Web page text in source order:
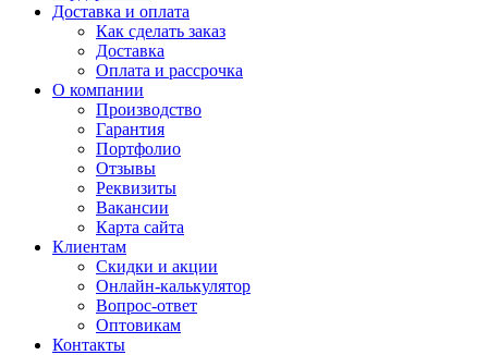
Доставка и оплата
Как сделать заказ
Доставка
Оплата и рассрочка
О компании
Производство
Гарантия
Портфолио
Отзывы
Реквизиты
Вакансии
Карта сайта
Клиентам
Скидки и акции
Онлайн-калькулятор
Вопрос-ответ
Оптовикам
Контакты